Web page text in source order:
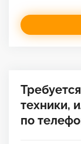
техники,
по